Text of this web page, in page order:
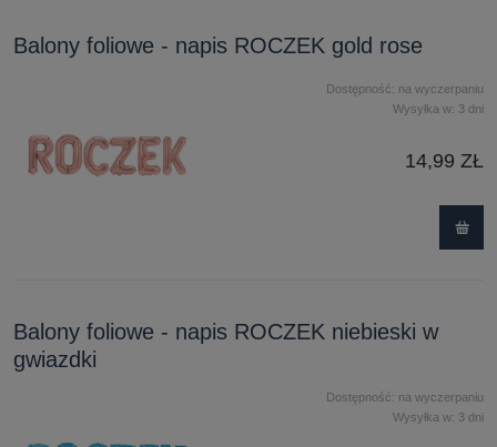
Balony foliowe - napis ROCZEK gold rose
Dostępność: na wyczerpaniu
Wysyłka w: 3 dni
14,99 ZŁ
Balony foliowe - napis ROCZEK niebieski w
gwiazdki
Dostępność: na wyczerpaniu
Wysyłka w: 3 dni